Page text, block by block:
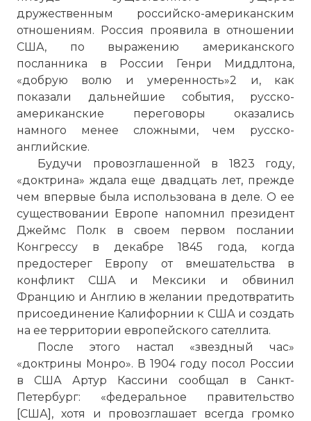
дружественным российско-американским
отношениям. Россия проявила в отношении
США, по выражению американского
посланника в России Генри Миддлтона,
«добрую волю и умеренность»2 и, как
показали дальнейшие события, русско-
американские переговоры оказались
намного менее сложными, чем русско-
английские.
Будучи провозглашенной в 1823 году,
«доктрина» ждала еще двадцать лет, прежде
чем впервые была использована в деле. О ее
существовании Европе напомнил президент
Джеймс Полк в своем первом послании
Конгрессу в декабре 1845 года, когда
предостерег Европу от вмешательства в
конфликт США и Мексики и обвинил
Францию и Англию в желании предотвратить
присоединение Калифорнии к США и создать
на ее территории европейского сателлита.
После этого настал «звездный час»
«доктрины Монро». В 1904 году посол России
в США Артур Кассини сообщал в Санкт-
Петербург: «федеральное правительство
[США], хотя и провозглашает всегда громко
IP140918 002 Доктрина Монро для НАТО
Имя:
Комментарий:
Проверочный код: